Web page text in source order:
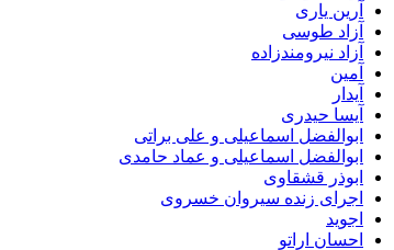
آرین یاری
آزاد طوسی
آزاد نیرومندزاده
آمین
آیدار
آیسا حیدری
ابوالفضل اسماعیلی و علی براتی
ابوالفضل اسماعیلی و عماد حامدی
ابوذر قشقاوی
اجرای زنده سیروان خسروی
اجوید
احسان اراتو